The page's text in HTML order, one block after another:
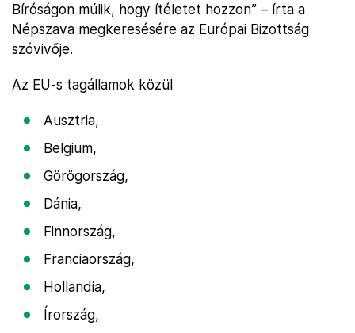
Bíróságon múlik, hogy ítéletet hozzon” – írta a
Népszava megkeresésére az Európai Bizottság
szóvivője.
Az EU-s tagállamok közül
Ausztria,
Belgium,
Görögország,
Dánia,
Finnország,
Franciaország,
Hollandia,
Írország,